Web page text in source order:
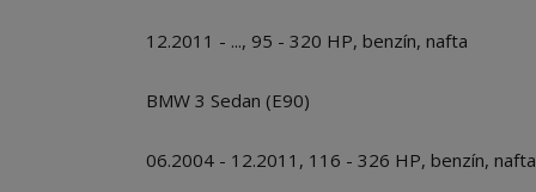
12.2011 - ..., 95 - 320 HP, benzín, nafta
BMW 3 Sedan (E90)
06.2004 - 12.2011, 116 - 326 HP, benzín, nafta